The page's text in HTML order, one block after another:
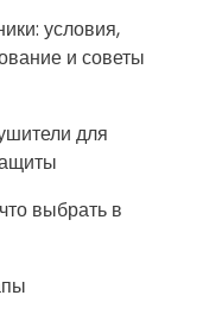
условия,
и советы
для
выбрать в